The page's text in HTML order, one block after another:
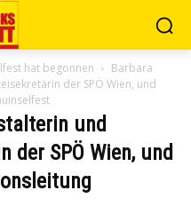
hat begonnen
Barbara
der SPÖ Wien, und
und
der SPÖ Wien, und